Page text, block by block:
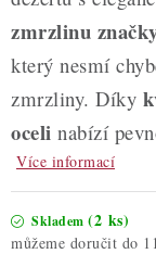
zmrzlinu
který nesmí
zmrzliny. Díky
oceli nabízí
Více informací
Skladem (2 ks)